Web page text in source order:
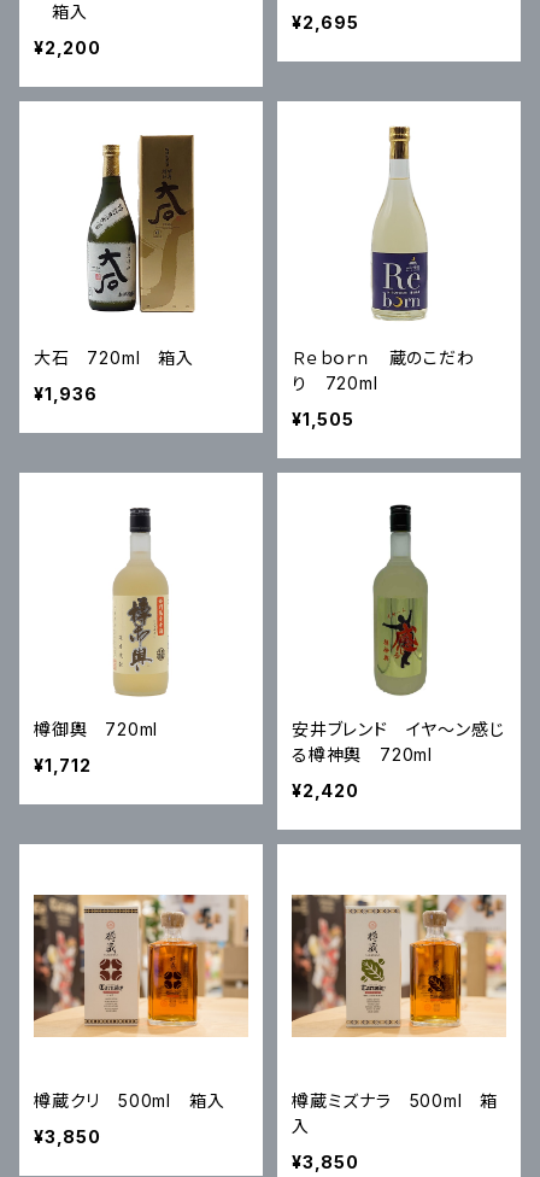
箱入
¥2,200
¥2,695
大石 720ml 箱入
¥1,936
Ｒｅｂｏｒｎ 蔵のこだわ
り 720ml
¥1,505
樽御輿 720ml
¥1,712
安井ブレンド イヤ～ン感じ
る樽神輿 720ml
¥2,420
樽蔵クリ 500ml 箱入
¥3,850
樽蔵ミズナラ 500ml 箱
入
¥3,850